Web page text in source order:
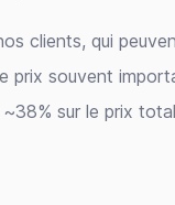
clients, qui
prix souvent
sur le prix